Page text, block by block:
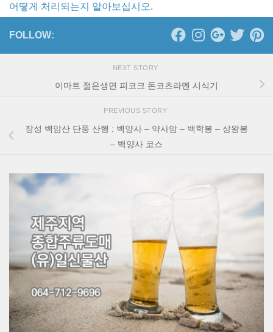
어떻게 처리되는지 알아보십시오.
FOLLOW:
NEXT STORY
이마트 젊은생면 피코크 돈코츠라멘 시식기
PREVIOUS STORY
장성 백암산 단풍 산행 : 백양사 – 약사암 – 백학봉 – 상왕봉
– 백양사 코스